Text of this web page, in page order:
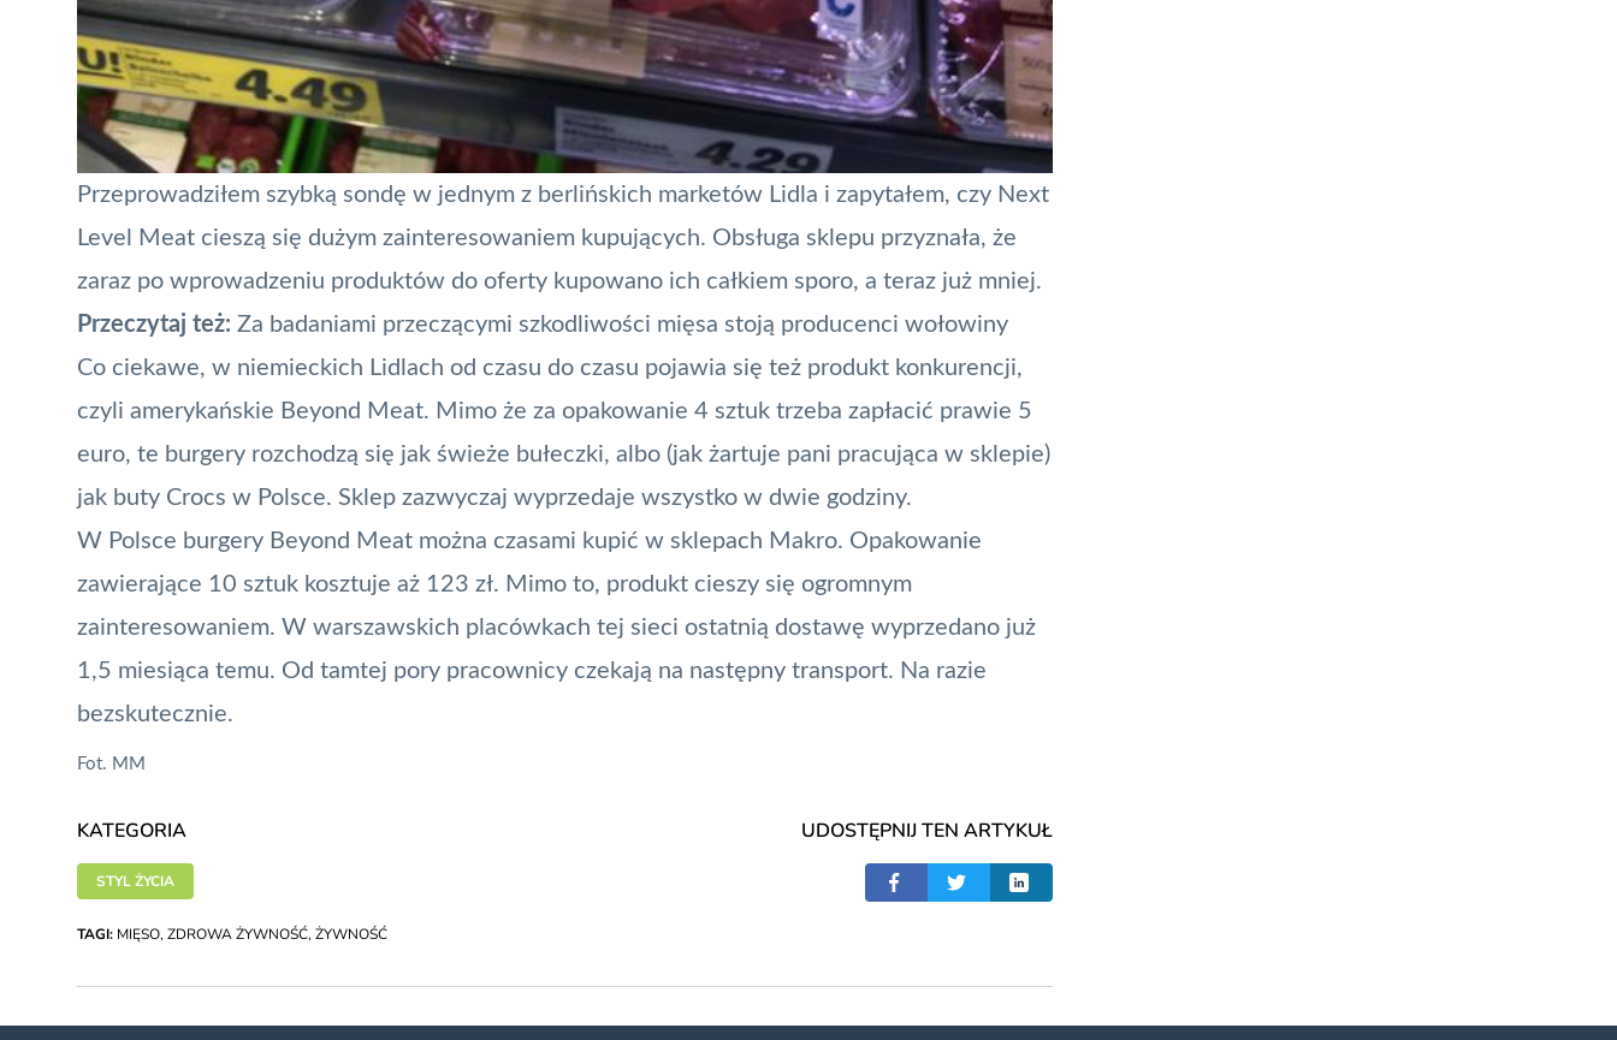
Przeprowadziłem szybką sondę w jednym z berlińskich marketów Lidla i zapytałem, czy Next
Level Meat cieszą się dużym zainteresowaniem kupujących. Obsługa sklepu przyznała, że
zaraz po wprowadzeniu produktów do oferty kupowano ich całkiem sporo, a teraz już mniej.
Przeczytaj też: Za badaniami przeczącymi szkodliwości mięsa stoją producenci wołowiny
Co ciekawe, w niemieckich Lidlach od czasu do czasu pojawia się też produkt konkurencji,
czyli amerykańskie Beyond Meat. Mimo że za opakowanie 4 sztuk trzeba zapłacić prawie 5
euro, te burgery rozchodzą się jak świeże bułeczki, albo (jak żartuje pani pracująca w sklepie)
jak buty Crocs w Polsce. Sklep zazwyczaj wyprzedaje wszystko w dwie godziny.
W Polsce burgery Beyond Meat można czasami kupić w sklepach Makro. Opakowanie
zawierające 10 sztuk kosztuje aż 123 zł. Mimo to, produkt cieszy się ogromnym
zainteresowaniem. W warszawskich placówkach tej sieci ostatnią dostawę wyprzedano już
1,5 miesiąca temu. Od tamtej pory pracownicy czekają na następny transport. Na razie
bezskutecznie.
Fot. MM
KATEGORIA
STYL ŻYCIA
UDOSTĘPNIJ TEN ARTYKUŁ
TAGI: MIĘSO, ZDROWA ŻYWNOŚĆ, ŻYWNOŚĆ